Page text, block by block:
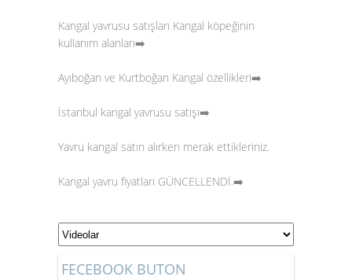
Kangal yavrusu satışları Kangal köpeğinin
kullanım alanları➡️
Ayıboğan ve Kurtboğan Kangal özellikleri➡️
İstanbul kangal yavrusu satışı➡️
Yavru kangal satın alırken merak ettikleriniz.
Kangal yavru fiyatları GÜNCELLENDİ.➡️
FECEBOOK BUTON